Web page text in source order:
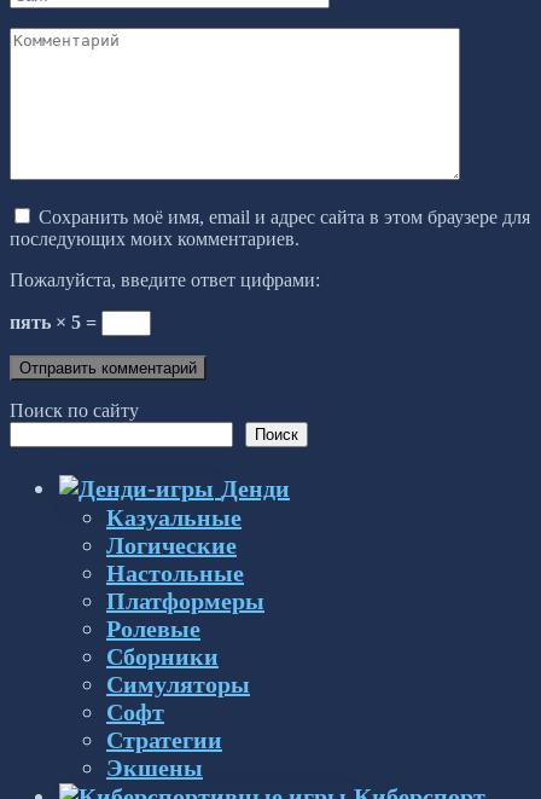
Комментарий
Сохранить моё имя, email и адрес сайта в этом браузере для
последующих моих комментариев.
Пожалуйста, введите ответ цифрами:
пять × 5 =
Поиск по сайту
Поиск
Денди
Казуальные
Логические
Настольные
Платформеры
Ролевые
Сборники
Симуляторы
Софт
Стратегии
Экшены